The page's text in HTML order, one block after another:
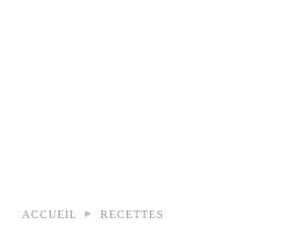
ACCUEIL RECETTES